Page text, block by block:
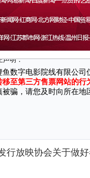
国家机关反馈，有不法分子
声明：
鱼数字电影院线有限公司
移至第三方售票网站的
被骗，请您及时向所在地
行放映协会关于做